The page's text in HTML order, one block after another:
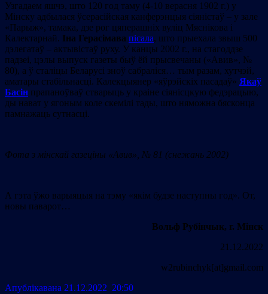
Узгадаем яшчэ, што 120 год таму (4-10 верасня 1902 г.) у
Мінску адбылася ўсерасійская канферэнцыя сіяністаў – у зале
«Парыж», тамака, дзе рог цяперашніх вуліц Мяснікова і
Калектарнай. Іна Герасімава пісала, што прыехала звыш 500
дэлегатаў – актывістаў руху. У канцы 2002 г., на стагоддзе
падзеі, цэлы выпуск газеты быў ёй прысвечаны («Авив», №
80), а ў сталіцы Беларусі зноў сабраліся… тым разам, хутчэй,
аматары стабільнасці. Калекцыянер «яўрэйскіх пасадаў» Якаў
Басін прапаноўваў стварыць у краіне сіянісцкую федэрацыю,
ды нават у ягоным коле скемілі тады, што няможна бясконца
памнажаць сутнасці.
Фота з мінскай газеціны «Авив», № 81 (снежань 2002)
А гэта ўжо варыяцыя на тэму «якім будзе наступны год». От,
новы паварот…
Вольф Рубінчык, г. Мінск
21.12.2022
w2rubinchyk[at]gmail.com
Апублiкавана 21.12.2022 20:50